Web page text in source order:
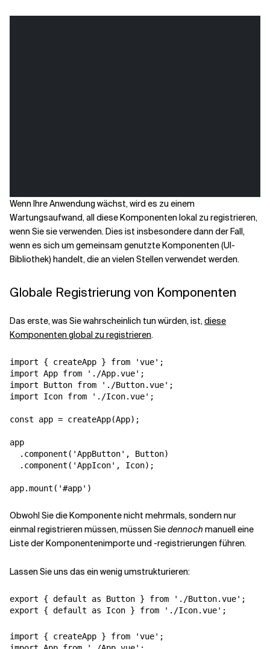
Wenn Ihre Anwendung wächst, wird es zu einem
Wartungsaufwand, all diese Komponenten lokal zu registrieren,
wenn Sie sie verwenden. Dies ist insbesondere dann der Fall,
wenn es sich um gemeinsam genutzte Komponenten (UI-
Bibliothek) handelt, die an vielen Stellen verwendet werden.
Globale Registrierung von Komponenten
Das erste, was Sie wahrscheinlich tun würden, ist,diese
Komponenten global zu registrieren.
import { createApp } from 'vue';
import App from './App.vue';
import Button from './Button.vue';
import Icon from './Icon.vue';
const app = createApp(App);
app
  .component('AppButton', Button)
  .component('AppIcon', Icon);
app.mount('#app')
Obwohl Sie die Komponente nicht mehrmals, sondern nur
einmal registrieren müssen, müssen Siedennoch manuell eine
Liste der Komponentenimporte und -registrierungen führen.
Lassen Sie uns das ein wenig umstrukturieren:
export { default as Button } from './Button.vue';
export { default as Icon } from './Icon.vue';
import { createApp } from 'vue';